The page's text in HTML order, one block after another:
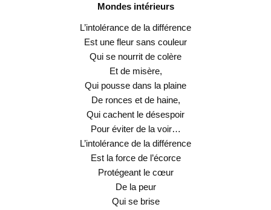
Mondes intérieurs
L’intolérance de la différence
Est une fleur sans couleur
Qui se nourrit de colère
Et de misère,
Qui pousse dans la plaine
De ronces et de haine,
Qui cachent le désespoir
Pour éviter de la voir…
L’intolérance de la différence
Est la force de l’écorce
Protégeant le cœur
De la peur
Qui se brise